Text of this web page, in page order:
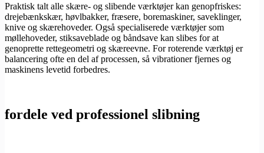
Praktisk talt alle skære- og slibende værktøjer kan genopfriskes:
drejebænkskær, høvlbakker, fræsere, boremaskiner, saveklinger,
knive og skærehoveder. Også specialiserede værktøjer som
møllehoveder, stiksaveblade og båndsave kan slibes for at
genoprette rettegeometri og skæreevne. For roterende værktøj er
balancering ofte en del af processen, så vibrationer fjernes og
maskinens levetid forbedres.
fordele ved professionel slibning